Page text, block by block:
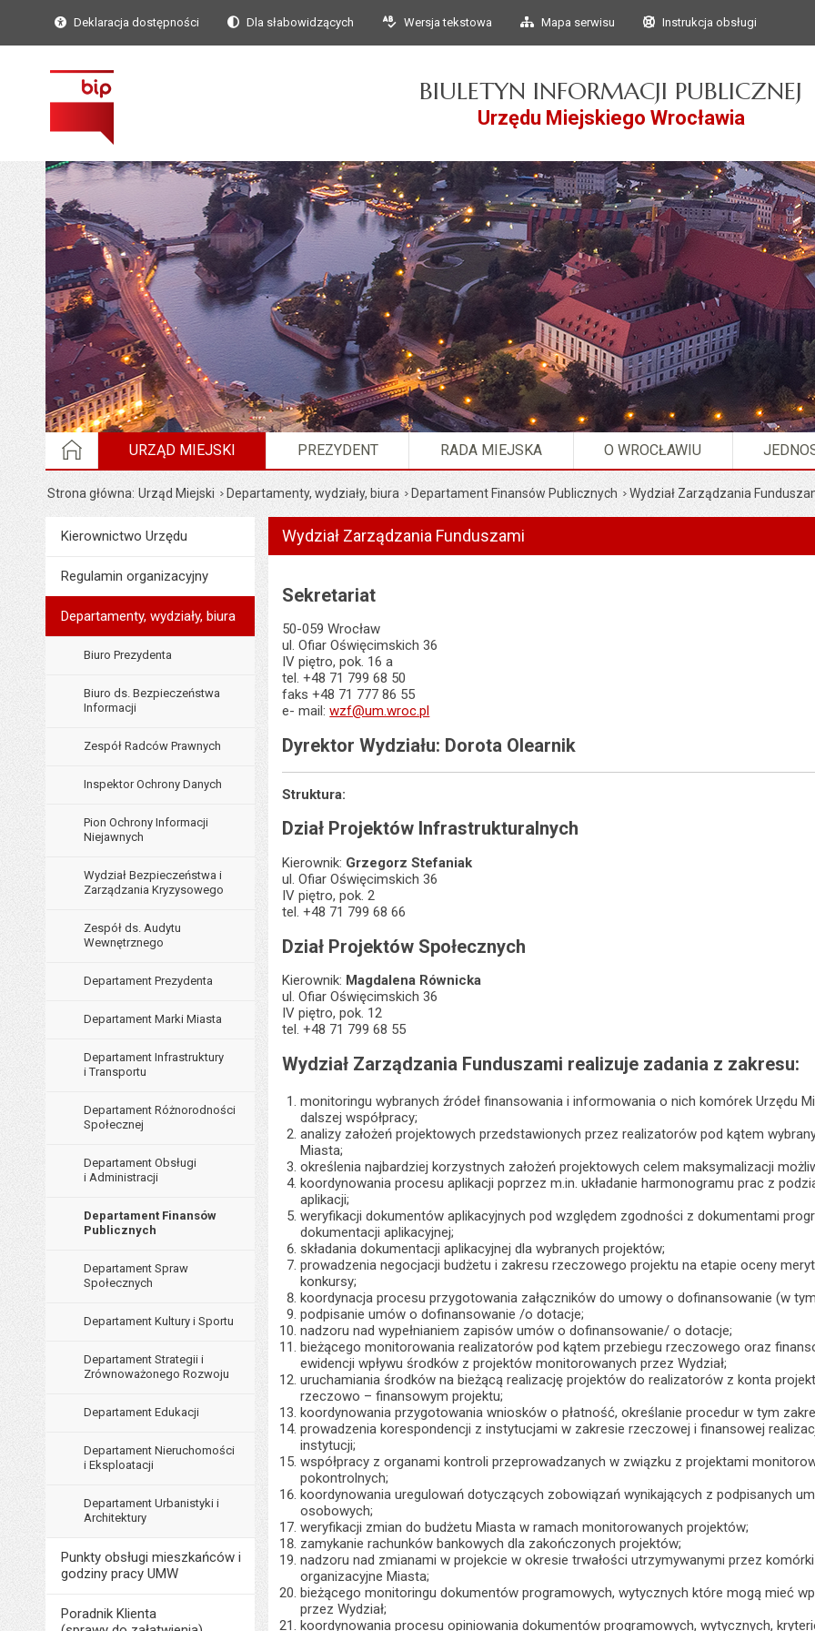
Przejdź do głównego
Przejdź do treści
Deklaracja dostępności Dla słabowidzących Wersja tekstowa Mapa serwisu Instrukcja obsługi
BIULETYN INFORMACJI PUBLICZNEJ
Urzędu Miejskiego Wrocławia
STRONA GŁÓWNA
URZĄD MIEJSKI PREZYDENT RADA MIEJSKA O WROCŁAWIU
Strona główna Urząd Miejski Departamenty, wydziały, biura Departament Finansów Publicznych Wydział Zarządzania
MenuUrząd Miejski
Kierownictwo Urzędu
Regulamin organizacyjny
Departamenty, wydziały, biura
Biuro Prezydenta
Biuro ds. Bezpieczeństwa
Informacji
Zespół Radców Prawnych
Inspektor Ochrony Danych
Pion Ochrony Informacji
Niejawnych
Wydział Bezpieczeństwa i
Zarządzania Kryzysowego
Zespół ds. Audytu
Wewnętrznego
Departament Prezydenta
Departament Marki Miasta
Departament Infrastruktury
i Transportu
Departament Różnorodności
Społecznej
Departament Obsługi
i Administracji
Departament Finansów
Publicznych
Departament Spraw
Społecznych
Departament Kultury i Sportu
Departament Strategii i
Zrównoważonego Rozwoju
Departament Edukacji
Departament Nieruchomości
i Eksploatacji
Departament Urbanistyki i
Architektury
Punkty obsługi mieszkańców i
godziny pracy UMW
Poradnik Klienta
Wydział Zarządzania Funduszami
Sekretariat
50-059 Wrocław
ul. Ofiar Oświęcimskich 36
IV piętro, pok. 16 a
tel. +48 71 799 68 50
faks +48 71 777 86 55
e- mail:wzf@um.wroc.pl
Dyrektor Wydziału: Dorota Olearnik
Struktura:
Dział Projektów Infrastrukturalnych
Kierownik: Grzegorz Stefaniak
ul. Ofiar Oświęcimskich 36
IV piętro, pok. 2
tel. +48 71 799 68 66
Dział Projektów Społecznych
Kierownik: Magdalena Równicka
ul. Ofiar Oświęcimskich 36
IV piętro, pok. 12
tel. +48 71 799 68 55
Wydział Zarządzania Funduszami realizuje zadania z zakresu:
monitoringu wybranych źródeł finansowania i informowania o nich komórek Urzędu
dalszej współpracy;
analizy założeń projektowych przedstawionych przez realizatorów pod kątem
Miasta;
określenia najbardziej korzystnych założeń projektowych celem maksymalizacji
koordynowania procesu aplikacji poprzez m.in. układanie harmonogramu prac z
aplikacji;
weryfikacji dokumentów aplikacyjnych pod względem zgodności z dokumentami
dokumentacji aplikacyjnej;
składania dokumentacji aplikacyjnej dla wybranych projektów;
prowadzenia negocjacji budżetu i zakresu rzeczowego projektu na etapie oceny
konkursy;
koordynacja procesu przygotowania załączników do umowy o dofinansowanie (w
podpisanie umów o dofinansowanie /o dotacje;
nadzoru nad wypełnianiem zapisów umów o dofinansowanie/ o dotacje;
bieżącego monitorowania realizatorów pod kątem przebiegu rzeczowego oraz
ewidencji wpływu środków z projektów monitorowanych przez Wydział;
uruchamiania środków na bieżącą realizację projektów do realizatorów z konta
rzeczowo – finansowym projektu;
koordynowania przygotowania wniosków o płatność, określanie procedur w tym
prowadzenia korespondencji z instytucjami w zakresie rzeczowej i finansowej
instytucji;
współpracy z organami kontroli przeprowadzanych w związku z projektami
pokontrolnych;
koordynowania uregulowań dotyczących zobowiązań wynikających z podpisanych
osobowych;
weryfikacji zmian do budżetu Miasta w ramach monitorowanych projektów;
zamykanie rachunków bankowych dla zakończonych projektów;
nadzoru nad zmianami w projekcie w okresie trwałości utrzymywanymi przez
organizacyjne Miasta;
bieżącego monitoringu dokumentów programowych, wytycznych które mogą mieć
przez Wydział;
koordynowania procesu opiniowania dokumentów programowych, wytycznych,